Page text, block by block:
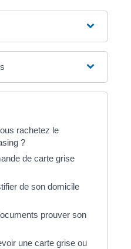
rachetez le
?
de carte grise
de son domicile
prouver son
une carte grise ou